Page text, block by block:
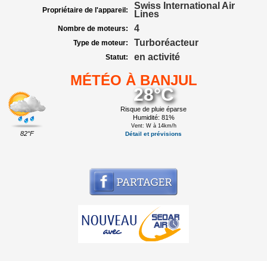
Propriétaire de l'appareil:
Swiss International Air
Lines
Nombre de moteurs: 4
Type de moteur: Turboréacteur
Statut: en activité
MÉTÉO À BANJUL
82°F
28°C
Risque de pluie éparse
Humidité: 81%
Vent: W à 14km/h
Détail et prévisions